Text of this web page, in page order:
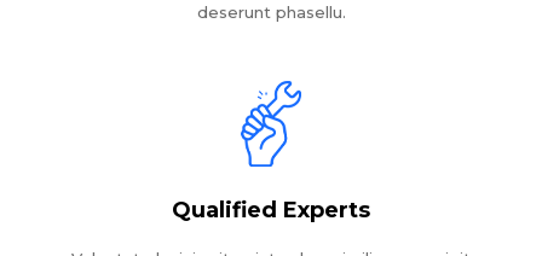
deserunt phasellu.
Qualified Experts